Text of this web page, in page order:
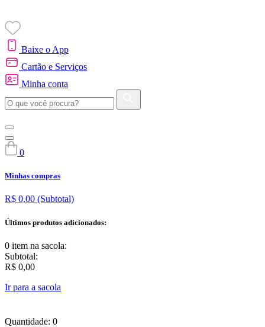
Baixe o App
Cartão e Serviços
Minha conta
0
Minhas compras
R$ 0,00 (Subtotal)
Últimos produtos adicionados:
0 item na sacola:
Subtotal:
R$ 0,00
Ir para a sacola
Quantidade: 0